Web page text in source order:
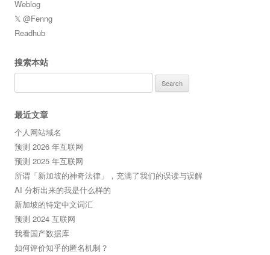
Weblog
𝕏 @Fenng
Readhub
搜索本站
for:
最近文章
个人网站域名
预测 2026 年互联网
预测 2025 年互联网
所谓「新加坡的神奇法律」，充满了我们的误读与误解
AI 分析出来的我是什么样的
新加坡的特定中文词汇
预测 2024 互联网
我看国产数据库
如何评价知乎的匿名机制？